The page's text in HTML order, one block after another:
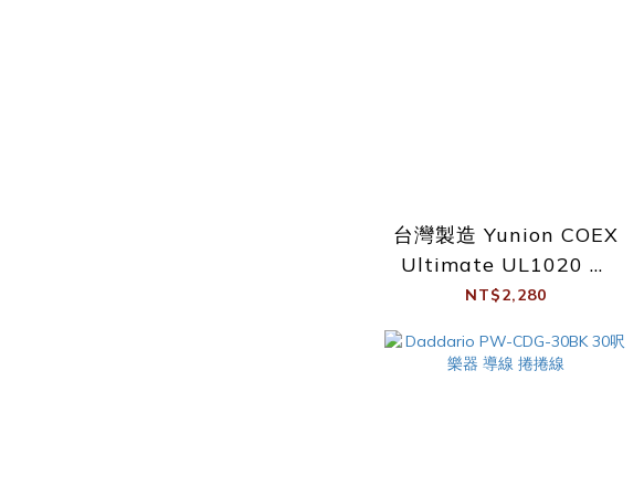
台灣製造 Yunion COEX
Ultimate UL1020 免
焊 短導線組
NT$2,280